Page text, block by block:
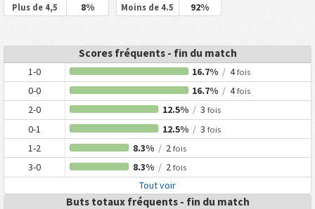
Plus de 4,5 8% Moins de 4.5 92%
Scores fréquents - fin du match
1-0 16.7% / 4fois
0-0 16.7% / 4fois
2-0 12.5% /3 fois
0-1 12.5% /3 fois
1-2 8.3% /2 fois
3-0 8.3% /2 fois
Tout voir
Buts totaux fréquents - fin du match